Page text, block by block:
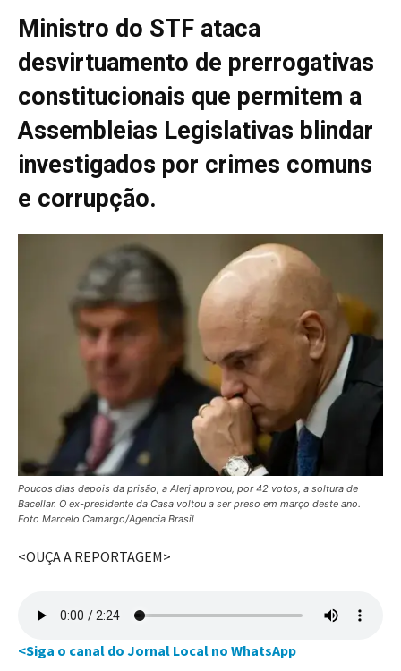
Ministro do STF ataca
desvirtuamento de prerrogativas
constitucionais que permitem a
Assembleias Legislativas blindar
investigados por crimes comuns
e corrupção.
Poucos dias depois da prisão, a Alerj aprovou, por 42 votos, a soltura de
Bacellar. O ex-presidente da Casa voltou a ser preso em março deste ano.
Foto Marcelo Camargo/Agencia Brasil
<OUÇA A REPORTAGEM>
<Siga o canal do Jornal Local no WhatsApp